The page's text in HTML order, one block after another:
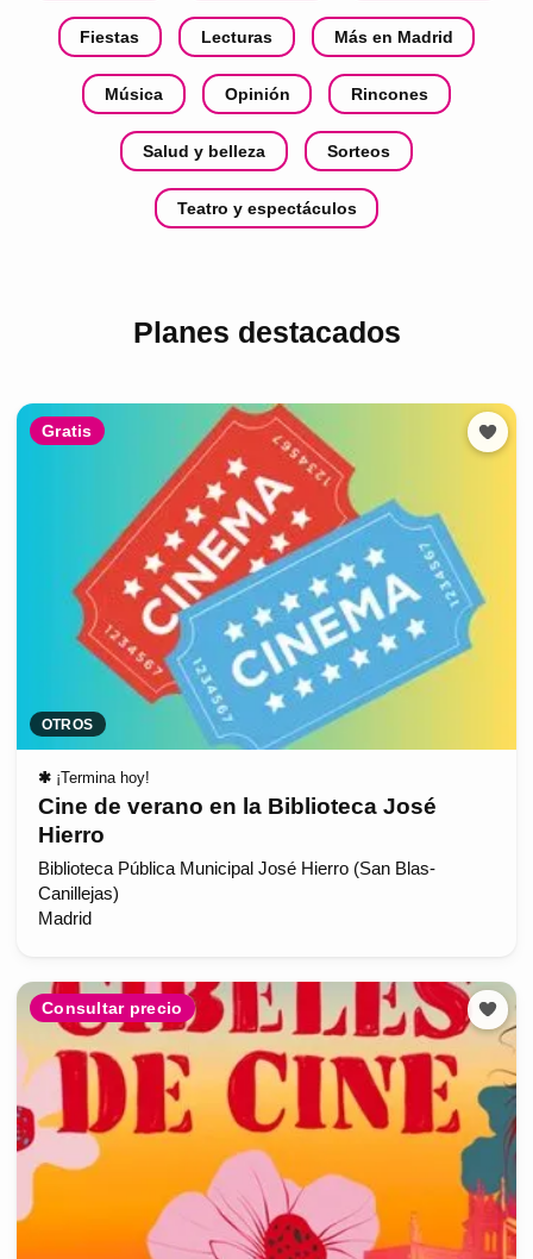
Fiestas Lecturas Más en Madrid
Música Opinión Rincones
Salud y belleza Sorteos
Teatro y espectáculos
Planes destacados
Gratis
OTROS
✱ ¡Termina hoy!
Cine de verano en la Biblioteca José
Hierro
Biblioteca Pública Municipal José Hierro (San Blas-
Canillejas)
Madrid
Consultar precio